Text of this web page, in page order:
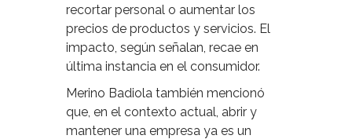
recortar personal o aumentar los
precios de productos y servicios. El
impacto, según señalan, recae en
última instancia en el consumidor.
Merino Badiola también mencionó
que, en el contexto actual, abrir y
mantener una empresa ya es un